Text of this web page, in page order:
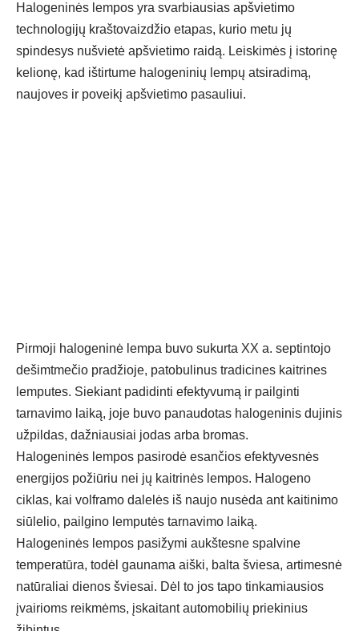
Halogeninės lempos yra svarbiausias apšvietimo
technologijų kraštovaizdžio etapas, kurio metu jų
spindesys nušvietė apšvietimo raidą. Leiskimės į istorinę
kelionę, kad ištirtume halogeninių lempų atsiradimą,
naujoves ir poveikį apšvietimo pasauliui.
Pirmoji halogeninė lempa buvo sukurta XX a. septintojo
dešimtmečio pradžioje, patobulinus tradicines kaitrines
lemputes. Siekiant padidinti efektyvumą ir pailginti
tarnavimo laiką, joje buvo panaudotas halogeninis dujinis
užpildas, dažniausiai jodas arba bromas.
Halogeninės lempos pasirodė esančios efektyvesnės
energijos požiūriu nei jų kaitrinės lempos. Halogeno
ciklas, kai volframo dalelės iš naujo nusėda ant kaitinimo
siūlelio, pailgino lemputės tarnavimo laiką.
Halogeninės lempos pasižymi aukštesne spalvine
temperatūra, todėl gaunama aiški, balta šviesa, artimesnė
natūraliai dienos šviesai. Dėl to jos tapo tinkamiausios
įvairioms reikmėms, įskaitant automobilių priekinius